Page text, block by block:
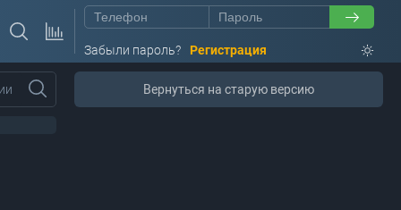
Забыли пароль? Регистрация
Вернуться на старую версию